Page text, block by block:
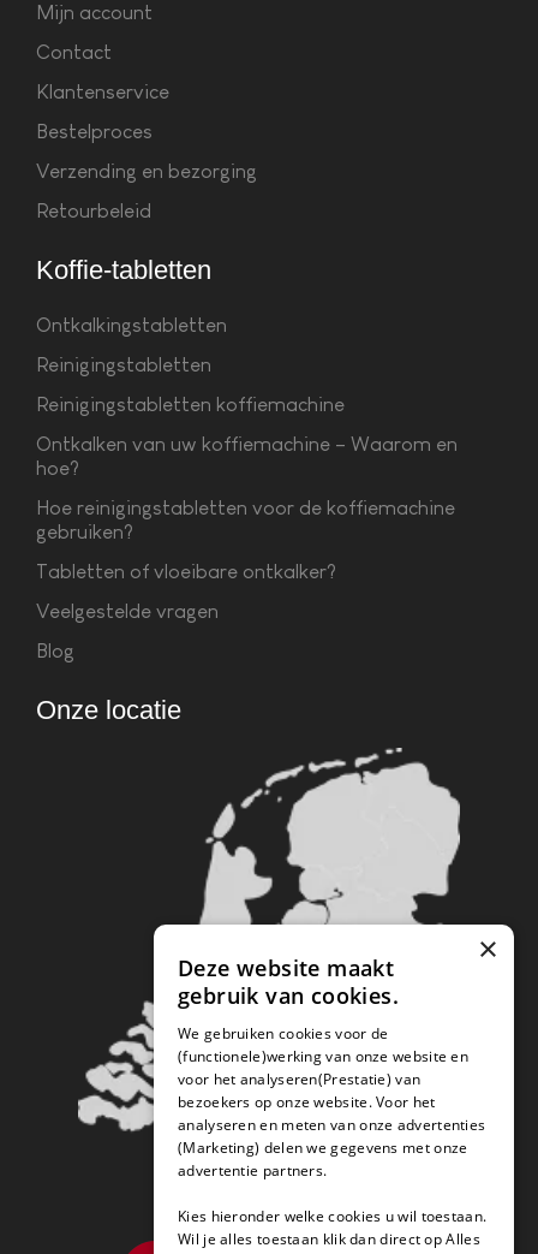
Mijn account
Contact
Klantenservice
Bestelproces
Verzending en bezorging
Retourbeleid
Koffie-tabletten
Ontkalkingstabletten
Reinigingstabletten
Reinigingstabletten koffiemachine
Ontkalken van uw koffiemachine – Waarom en
hoe?
Hoe reinigingstabletten voor de koffiemachine
gebruiken?
Tabletten of vloeibare ontkalker?
Veelgestelde vragen
Blog
Onze locatie
×
Deze website maakt
gebruik van cookies.
We gebruiken cookies voor de
(functionele)werking van onze website en
voor het analyseren(Prestatie) van
bezoekers op onze website. Voor het
analyseren en meten van onze advertenties
(Marketing) delen we gegevens met onze
advertentie partners.
Kies hieronder welke cookies u wil toestaan.
Wil je alles toestaan klik dan direct op Alles